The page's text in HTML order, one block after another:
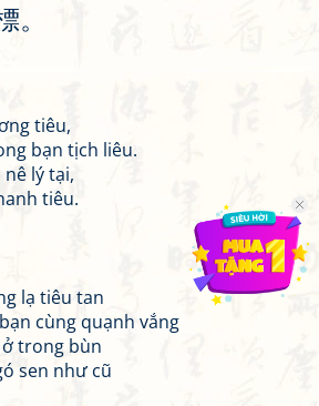
。
tiêu,
bạn tịch liêu.
lý tại,
tiêu.
lạ tiêu tan
cùng quạnh vắng
trong bùn
sen như cũ